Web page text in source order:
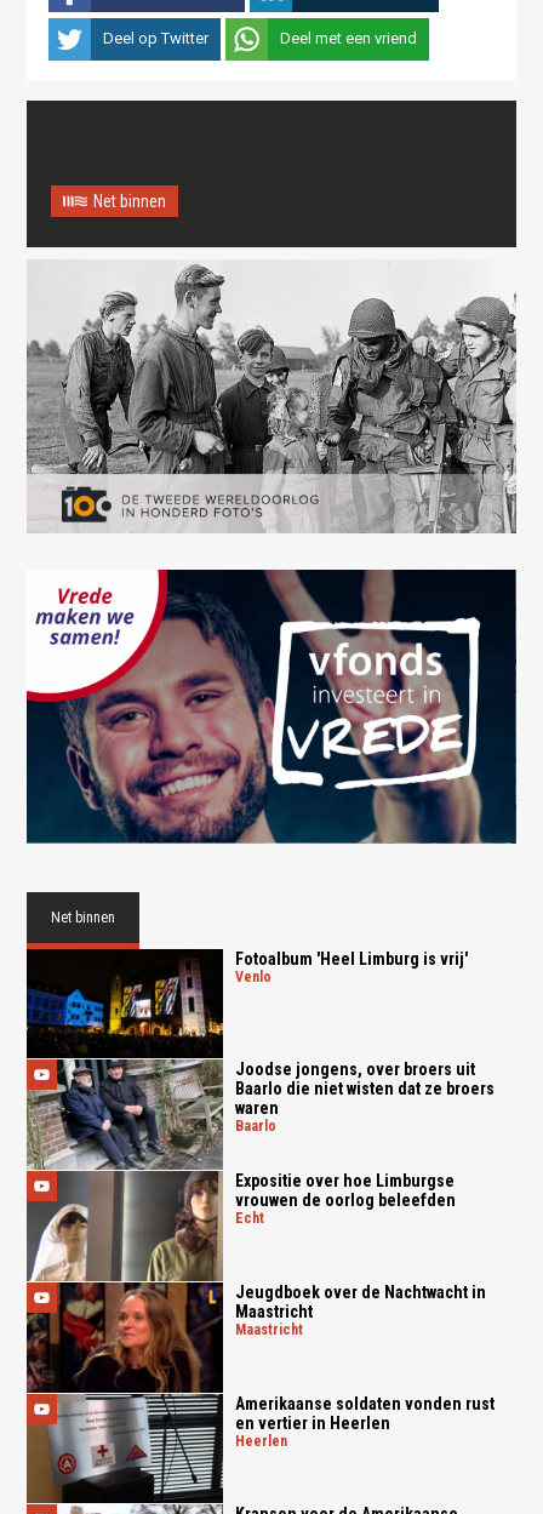
Deel op Twitter Deel met een vriend
Net binnen
Net binnen
Fotoalbum 'Heel Limburg is vrij'
venlo
Joodse jongens, over broers uit
Baarlo die niet wisten dat ze broers
waren
baarlo
Expositie over hoe Limburgse
vrouwen de oorlog beleefden
echt
Jeugdboek over de Nachtwacht in
Maastricht
maastricht
Amerikaanse soldaten vonden rust
en vertier in Heerlen
heerlen